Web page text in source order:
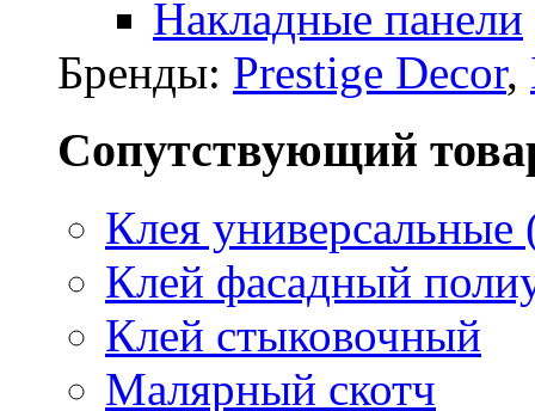
Накладные панели
Бренды: Prestige Decor,
Сопутствующий
Клея универсальные
Клей фасадный
Клей стыковочный
Малярный скотч